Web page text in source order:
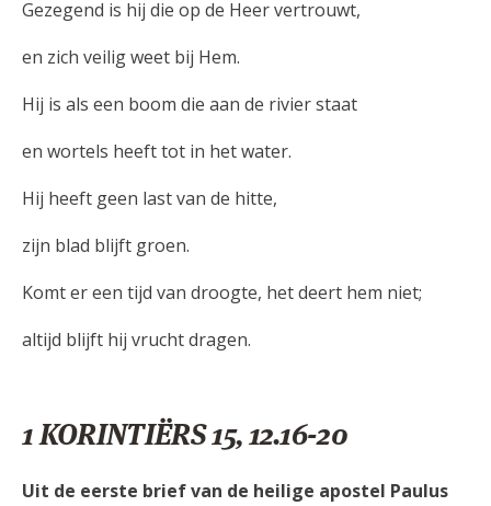
Gezegend is hij die op de Heer vertrouwt,
en zich veilig weet bij Hem.
Hij is als een boom die aan de rivier staat
en wortels heeft tot in het water.
Hij heeft geen last van de hitte,
zijn blad blijft groen.
Komt er een tijd van droogte, het deert hem niet;
altijd blijft hij vrucht dragen.
1 KORINTIËRS 15, 12.16-20
Uit de eerste brief van de heilige apostel Paulus